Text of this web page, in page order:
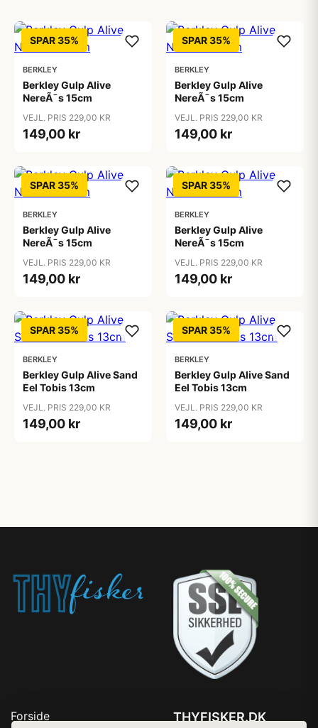
SPAR 35%
BERKLEY
Berkley Gulp Alive
NereÃ¯s 15cm
VEJL. PRIS 229,00 KR
149,00 kr
SPAR 35%
BERKLEY
Berkley Gulp Alive
NereÃ¯s 15cm
VEJL. PRIS 229,00 KR
149,00 kr
SPAR 35%
BERKLEY
Berkley Gulp Alive
NereÃ¯s 15cm
VEJL. PRIS 229,00 KR
149,00 kr
SPAR 35%
BERKLEY
Berkley Gulp Alive
NereÃ¯s 15cm
VEJL. PRIS 229,00 KR
149,00 kr
SPAR 35%
BERKLEY
Berkley Gulp Alive Sand
Eel Tobis 13cm
VEJL. PRIS 229,00 KR
149,00 kr
SPAR 35%
BERKLEY
Berkley Gulp Alive Sand
Eel Tobis 13cm
VEJL. PRIS 229,00 KR
149,00 kr
Forside
THYFISKER.DK